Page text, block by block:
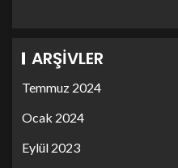
ARŞIVLER
Temmuz 2024
Ocak 2024
Eylül 2023